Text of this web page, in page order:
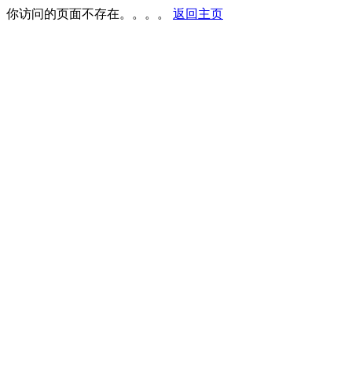
你访问的页面不存在。。。。 返回主页